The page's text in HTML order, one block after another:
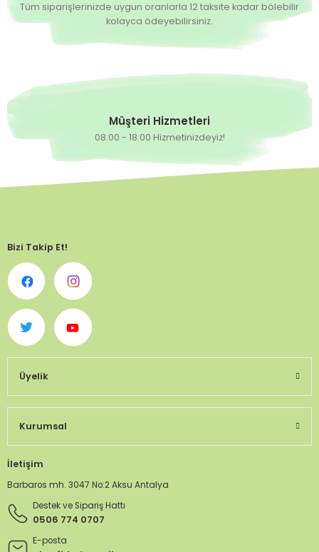
Tüm siparişlerinizde uygun oranlarla 12 taksite kadar bölebilir
kolayca ödeyebilirsiniz.
Müşteri Hizmetleri
08:00 - 18:00 Hizmetinizdeyiz!
Bizi Takip Et!
Üyelik
Kurumsal
İletişim
Barbaros mh. 3047 No:2 Aksu Antalya
Destek ve Sipariş Hattı
0506 774 0707
E-posta